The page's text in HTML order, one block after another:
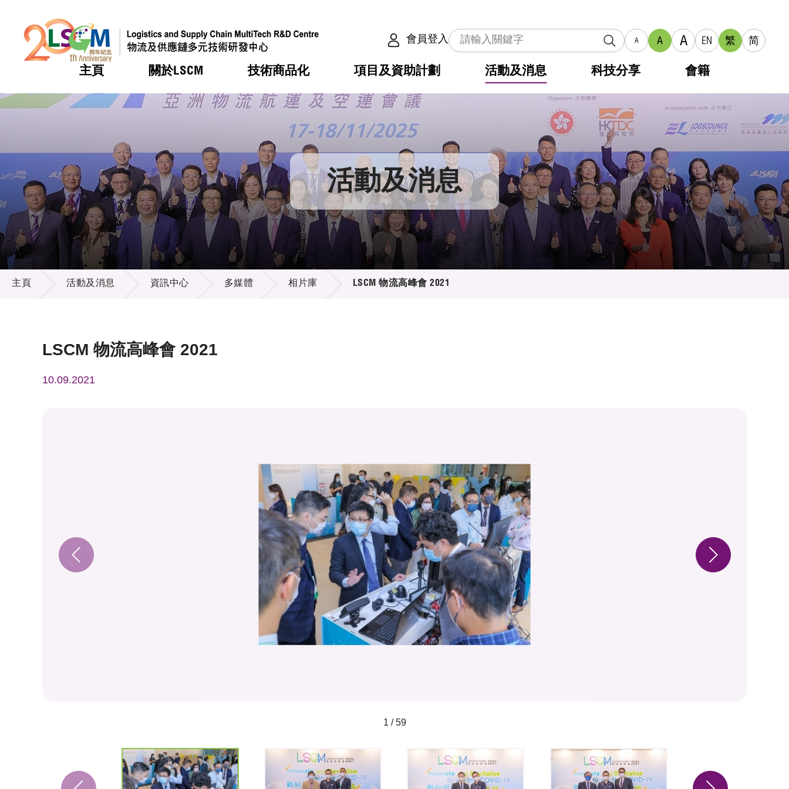
會員登入 A A A EN 繁 简
主頁 關於LSCM
熱門 機構簡介
組織架構
組織架構
董事局
研究顧問
招標通告
技術商品化
熱門 服務
可獲授權之技術
應用於公共服務之創新技術
重點項目
項目及資助計劃
熱門 合作計劃
資助計劃
資助計劃
稅務優惠
申請
評審
徵求研發項目計劃書
項目資料庫
活動及消息
熱門 活動
獎項
新聞中心
媒體報導
新聞稿
資訊中心
多媒體
出版刊物
科技分享 會籍
熱門 會籍及服務
會員列表
會員登入 活動及消息
活動及消息
主頁 活動及消息 資訊中心 多媒體 相片庫 LSCM 物流高峰會 2021
LSCM 物流高峰會 2021
10.09.2021
1 / 59